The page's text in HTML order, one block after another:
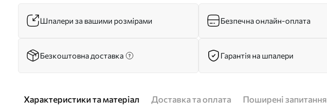
Шпалери за вашими розмірами Безпечна онлайн-оплата
Безкоштовна доставка Гарантія на шпалери
Характеристики та матеріал Доставка та оплата Поширені запитання